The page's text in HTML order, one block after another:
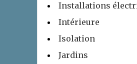
Installations
Intérieure
Isolation
Jardins